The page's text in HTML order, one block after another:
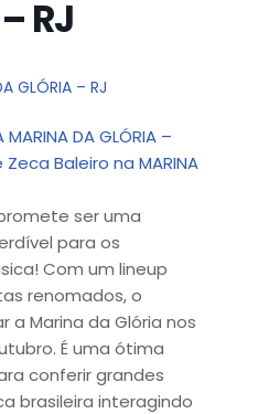
RJ
GLÓRIA – RJ
MARINA DA GLÓRIA –
Baleiro na MARINA
ser uma
para os
Com um lineup
renomados, o
a Marina da Glória nos
É uma ótima
conferir grandes
brasileira interagindo